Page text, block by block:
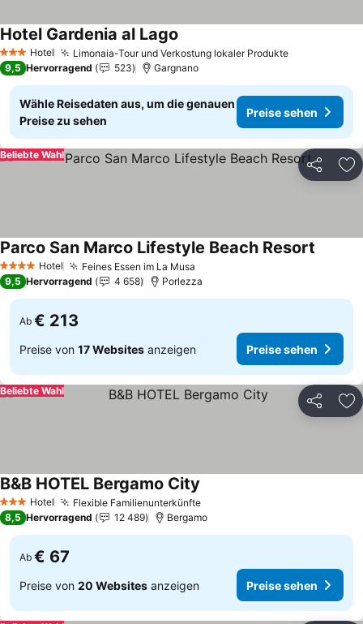
3 SterneHotel Limonaia-Tour und Verkostung lokaler Produkte
Hotel Gardenia al Lago
9,5 Hervorragend 523 Gargnano
Wähle Reisedaten aus, um die genauen
Preise zu sehen
Preise sehen
Teilen
Beliebte Wahl
4 Sterne Hotel Feines Essen im La Musa
Parco San Marco Lifestyle Beach Resort
9,5 Hervorragend 4 658 Porlezza
Ab € 213
Preise von 17 Websites anzeigen Preise sehen
Teilen
Beliebte Wahl
3 SterneHotel Flexible Familienunterkünfte
B&B HOTEL Bergamo City
8,5 Hervorragend 12 489 Bergamo
Ab € 67
Preise von 20 Websites anzeigen Preise sehen